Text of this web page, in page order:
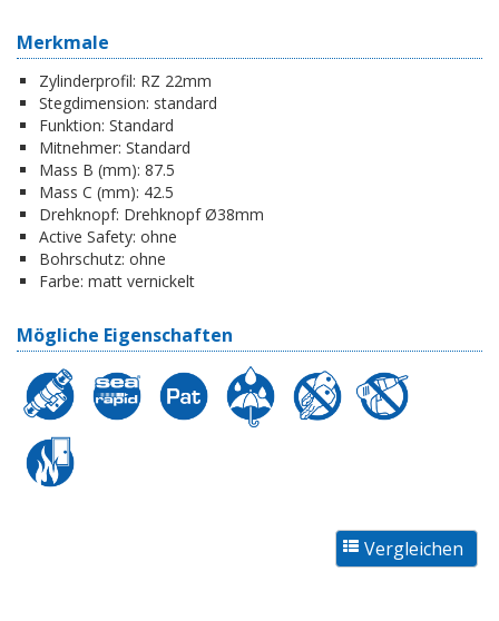
Merkmale
Zylinderprofil: RZ 22mm
Stegdimension: standard
Funktion: Standard
Mitnehmer: Standard
Mass B (mm): 87.5
Mass C (mm): 42.5
Drehknopf: Drehknopf Ø38mm
Active Safety: ohne
Bohrschutz: ohne
Farbe: matt vernickelt
Mögliche Eigenschaften